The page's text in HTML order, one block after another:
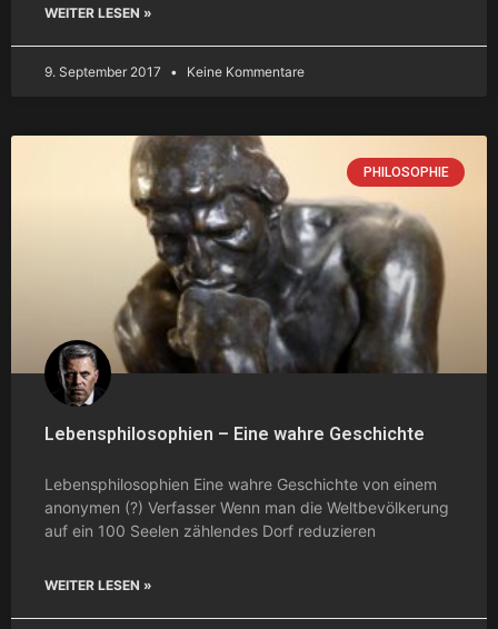
WEITER LESEN »
9. September 2017 Keine Kommentare
PHILOSOPHIE
Lebensphilosophien – Eine wahre Geschichte
Lebensphilosophien Eine wahre Geschichte von einem
anonymen (?) Verfasser Wenn man die Weltbevölkerung
auf ein 100 Seelen zählendes Dorf reduzieren
WEITER LESEN »